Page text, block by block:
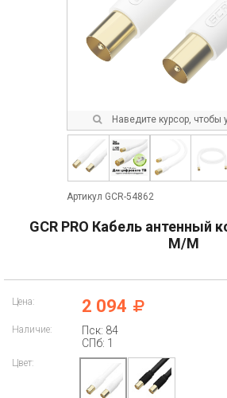
Наведите курсор, чтобы
Артикул GCR-54862
GCR PRO Кабель антенный
M/M
Цена: 2 094
Наличие:
Пск: 84
СПб: 1
Цвет: